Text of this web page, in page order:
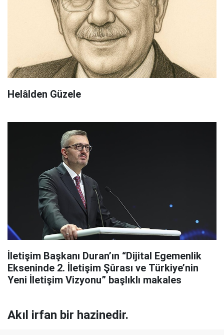
Helâlden Güzele
İletişim Başkanı Duran’ın “Dijital Egemenlik
Ekseninde 2. İletişim Şûrası ve Türkiye’nin
Yeni İletişim Vizyonu” başlıklı makales
Akıl irfan bir hazinedir.